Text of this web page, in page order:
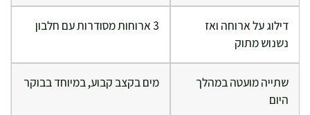
דילוג על ארוחה ואז
נשנוש מתוק
3 ארוחות מסודרות עם חלבון
שתייה מועטה במהלך
היום
מים בקצב קבוע, במיוחד בבוקר